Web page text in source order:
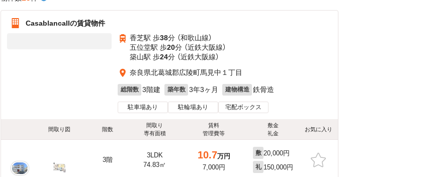
CasablancaIIの賃貸物件
香芝駅 歩38分 （和歌山線）
五位堂駅 歩20分 （近鉄大阪線）
築山駅 歩24分 （近鉄大阪線）
奈良県北葛城郡広陵町馬見中１丁目
総階数 3階建 築年数 3年3ヶ月 建物構造 鉄骨造
駐車場あり 駐輪場あり 宅配ボックス
間取り図 階数
間取り
専有面積
賃料
管理費等
敷金
礼金
お気に入り
3階
3LDK
74.83㎡
10.7万円
7,000円
敷 20,000円
礼 150,000円